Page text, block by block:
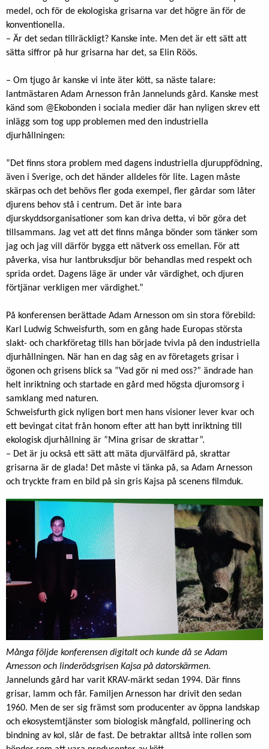
medel, och för de ekologiska grisarna var det högre än för de
konventionella.
– Är det sedan tillräckligt? Kanske inte. Men det är ett sätt att
sätta siffror på hur grisarna har det, sa Elin Röös.
– Om tjugo år kanske vi inte äter kött, sa näste talare:
lantmästaren Adam Arnesson från Jannelunds gård. Kanske mest
känd som @Ekobonden i sociala medier där han nyligen skrev ett
inlägg som tog upp problemen med den industriella
djurhållningen:
”Det finns stora problem med dagens industriella djuruppfödning,
även i Sverige, och det händer alldeles för lite. Lagen måste
skärpas och det behövs fler goda exempel, fler gårdar som låter
djurens behov stå i centrum. Det är inte bara
djurskyddsorganisationer som kan driva detta, vi bör göra det
tillsammans. Jag vet att det finns många bönder som tänker som
jag och jag vill därför bygga ett nätverk oss emellan. För att
påverka, visa hur lantbruksdjur bör behandlas med respekt och
sprida ordet. Dagens läge är under vår värdighet, och djuren
förtjänar verkligen mer värdighet.”
På konferensen berättade Adam Arnesson om sin stora förebild:
Karl Ludwig Schweisfurth, som en gång hade Europas största
slakt- och charkföretag tills han började tvivla på den industriella
djurhållningen. När han en dag såg en av företagets grisar i
ögonen och grisens blick sa ”Vad gör ni med oss?” ändrade han
helt inriktning och startade en gård med högsta djuromsorg i
samklang med naturen.
Schweisfurth gick nyligen bort men hans visioner lever kvar och
ett bevingat citat från honom efter att han bytt inriktning till
ekologisk djurhållning är ”Mina grisar de skrattar”.
– Det är ju också ett sätt att mäta djurvälfärd på, skrattar
grisarna är de glada! Det måste vi tänka på, sa Adam Arnesson
och tryckte fram en bild på sin gris Kajsa på scenens filmduk.
Många följde konferensen digitalt och kunde då se Adam
Arnesson och linderödsgrisen Kajsa på datorskärmen.
Jannelunds gård har varit KRAV-märkt sedan 1994. Där finns
grisar, lamm och får. Familjen Arnesson har drivit den sedan
1960. Men de ser sig främst som producenter av öppna landskap
och ekosystemtjänster som biologisk mångfald, pollinering och
bindning av kol, slår de fast. De betraktar alltså inte rollen som